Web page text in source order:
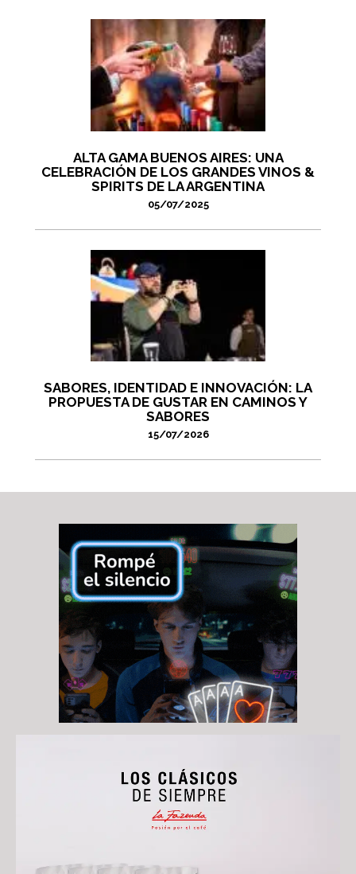
ALTA GAMA BUENOS AIRES: UNA
CELEBRACIÓN DE LOS GRANDES VINOS &
SPIRITS DE LA ARGENTINA
05/07/2025
SABORES, IDENTIDAD E INNOVACIÓN: LA
PROPUESTA DE GUSTAR EN CAMINOS Y
SABORES
15/07/2026